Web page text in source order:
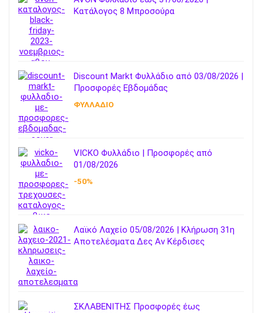
Κατάλογος 8 Μπροσούρα
Discount Markt Φυλλάδιο από 03/08/2026 |
Προσφορές Εβδομάδας
ΦΥΛΛΑΔΙΟ
VICKO Φυλλάδιο | Προσφορές από
01/08/2026
-50%
Λαϊκό Λαχείο 05/08/2026 | Κλήρωση 31η
Αποτελέσματα Δες Αν Κέρδισες
ΣΚΛΑΒΕΝΙΤΗΣ Προσφορές έως